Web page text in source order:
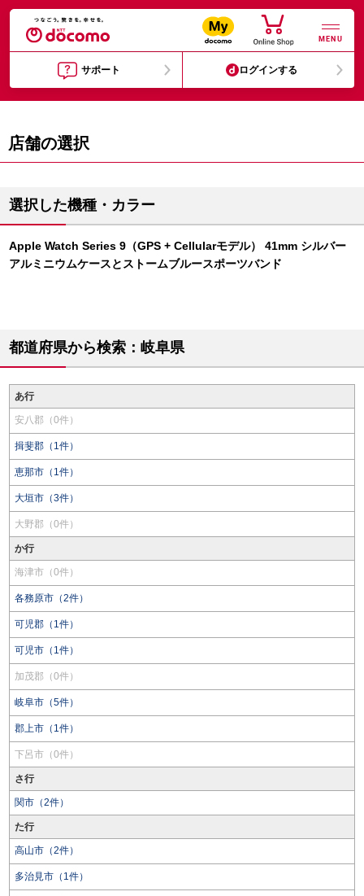
MENU
サポート ログインする
店舗の選択
選択した機種・カラー
Apple Watch Series 9（GPS + Cellularモデル） 41mm シルバー
アルミニウムケースとストームブルースポーツバンド
都道府県から検索：岐阜県
あ行
安八郡（0件）
揖斐郡（1件）
恵那市（1件）
大垣市（3件）
大野郡（0件）
か行
海津市（0件）
各務原市（2件）
可児郡（1件）
可児市（1件）
加茂郡（0件）
岐阜市（5件）
郡上市（1件）
下呂市（0件）
さ行
関市（2件）
た行
高山市（2件）
多治見市（1件）